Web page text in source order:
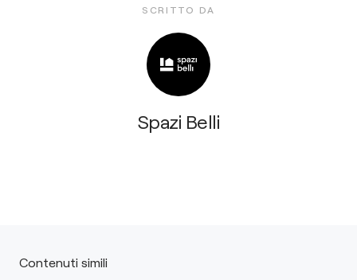
SCRITTO DA
Spazi Belli
Contenuti simili